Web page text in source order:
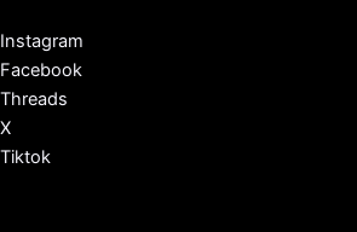
Instagram
Facebook
Threads
X
Tiktok